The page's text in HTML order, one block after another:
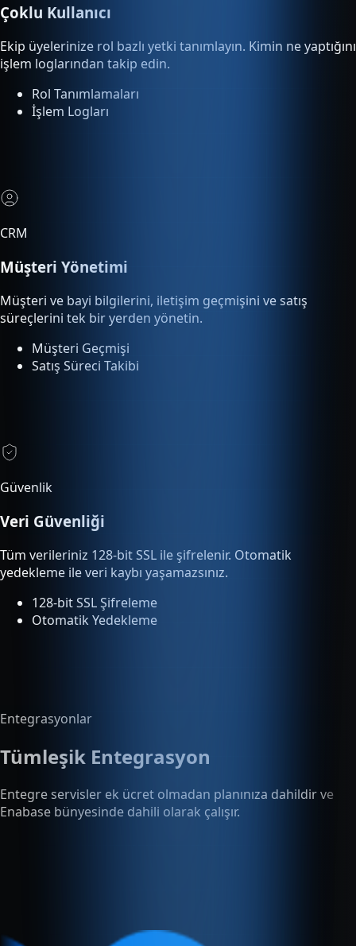
Ekip üyelerinize rol bazlı yetki tanımlayın. Kimin ne yaptığını
işlem loglarından takip edin.
Rol Tanımlamaları
İşlem Logları
CRM
Müşteri Yönetimi
Müşteri ve bayi bilgilerini, iletişim geçmişini ve satış
süreçlerini tek bir yerden yönetin.
Müşteri Geçmişi
Satış Süreci Takibi
Güvenlik
Veri Güvenliği
Tüm verileriniz 128-bit SSL ile şifrelenir. Otomatik
yedekleme ile veri kaybı yaşamazsınız.
128-bit SSL Şifreleme
Otomatik Yedekleme
Tümleşik Entegrasyon
Entegre servisler ek ücret olmadan planınıza dahildir ve
Enabase bünyesinde dahili olarak çalışır.